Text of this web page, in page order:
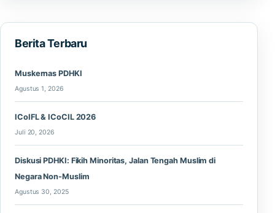
Berita Terbaru
Muskernas PDHKI
Agustus 1, 2026
ICoIFL & ICoCIL 2026
Juli 20, 2026
Diskusi PDHKI: Fikih Minoritas, Jalan Tengah Muslim di
Negara Non-Muslim
Agustus 30, 2025